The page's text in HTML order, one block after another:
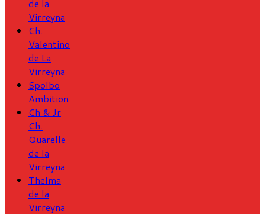
de la
Virreyna
Ch.
Valentino
de La
Virreyna
Spolbo
Ambition
Ch & Jr
Ch.
Quarelle
de la
Virreyna
Thelma
de la
Virreyna